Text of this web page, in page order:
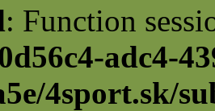
: Function
adc4-
4sport.sk/